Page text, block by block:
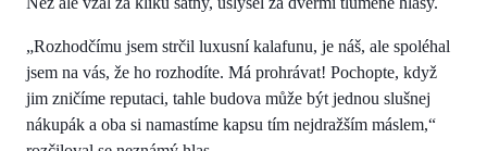
„Rozhodčímu jsem strčil luxusní kalafunu, je náš, ale spoléhal
jsem na vás, že ho rozhodíte. Má prohrávat! Pochopte, když
jim zničíme reputaci, tahle budova může být jednou slušnej
nákupák a oba si namastíme kapsu tím nejdražším máslem,“